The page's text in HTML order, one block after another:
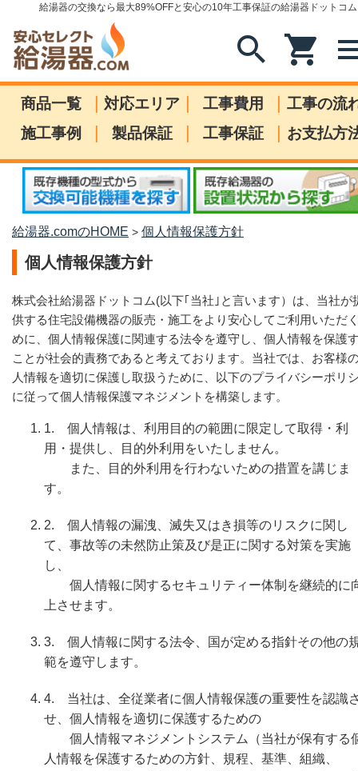
給湯器の交換なら最大89%OFFと安心の10年工事保証の給湯器ドットコム
search shopping_cart
商品一覧 | 対応エリア | 工事費用 | 工事の流
施工事例
| 製品保証 | 工事保証 | お支払方
給湯器.comのHOME > 個人情報保護方針
個人情報保護方針
株式会社給湯器ドットコム(以下｢当社｣と言います）は、当社が
供する住宅設備機器の販売・施工をより安心してご利用いただ
めに、個人情報保護に関連する法令を遵守し、個人情報を保護
ことが社会的責務であると考えております。当社では、お客様
人情報を適切に保護し取扱うために、以下のプライバシーポリ
に従って個人情報保護マネジメントを構築します。
1. 個人情報は、利用目的の範囲に限定して取得・利
用・提供し、目的外利用をいたしません。
また、目的外利用を行わないための措置を講じま
す。
2. 個人情報の漏洩、滅失又はき損等のリスクに関し
て、事故等の未然防止策及び是正に関する対策を実施
し、
個人情報に関するセキュリティー体制を継続的に
上させます。
3. 個人情報に関する法令、国が定める指針その他の
範を遵守します。
4. 当社は、全従業者に個人情報保護の重要性を認識
せ、個人情報を適切に保護するための
個人情報マネジメントシステム（当社が保有する
人情報を保護するための方針、規程、基準、組織、